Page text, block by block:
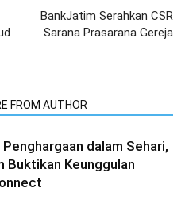
BankJatim Serahkan CSR
Sarana Prasarana Gereja
FROM AUTHOR
dalam Sehari,
Buktikan Keunggulan